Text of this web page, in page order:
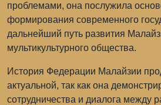
проблемами, она послужила
формирования современного
дальнейший путь развития
мультикультурного общества.
История Федерации Малайзии
актуальной, так как она
сотрудничества и диалога между